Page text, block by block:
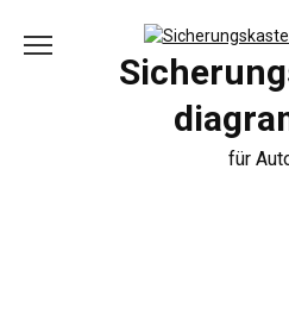
content
für